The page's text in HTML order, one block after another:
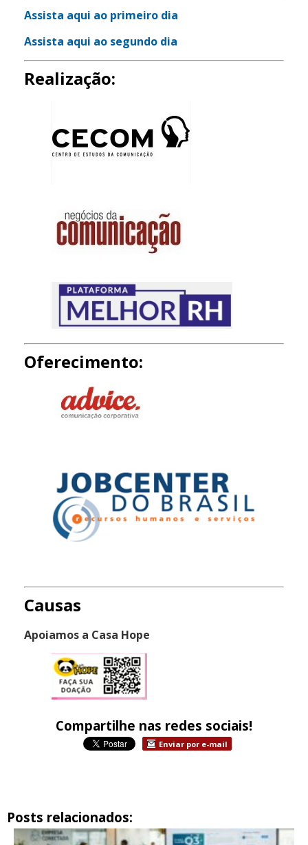
Assista aqui ao primeiro dia
Assista aqui ao segundo dia
Realização:
Oferecimento:
Causas
Apoiamos a Casa Hope
Compartilhe nas redes sociais!
Enviar por e-mail
Posts relacionados: